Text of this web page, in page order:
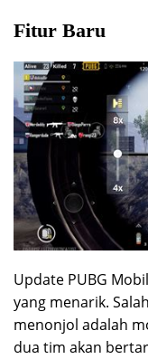
Fitur Baru
Update PUBG
yang menarik.
menonjol adalah
dua tim akan